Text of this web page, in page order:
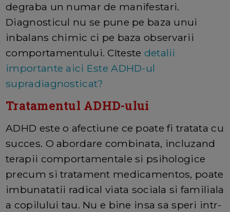
degraba un numar de manifestari.
Diagnosticul nu se pune pe baza unui
inbalans chimic ci pe baza observarii
comportamentului. CIteste detalii
importante aici Este ADHD-ul
supradiagnosticat?
Tratamentul ADHD-ului
ADHD este o afectiune ce poate fi tratata cu
succes. O abordare combinata, incluzand
terapii comportamentale si psihologice
precum si tratament medicamentos, poate
imbunatatii radical viata sociala si familiala
a copilului tau. Nu e bine insa sa speri intr-